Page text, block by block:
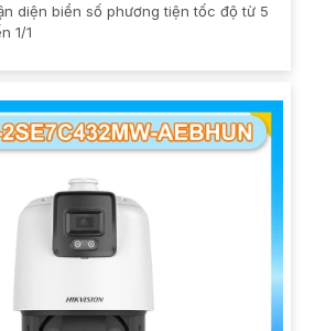
diện biển số phương tiện tốc độ từ 5
1/1